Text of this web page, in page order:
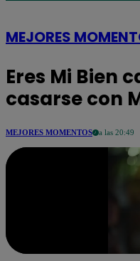
MEJORES
Eres Mi Bien
casarse con
MEJORES MOMENTOS a las 20:49